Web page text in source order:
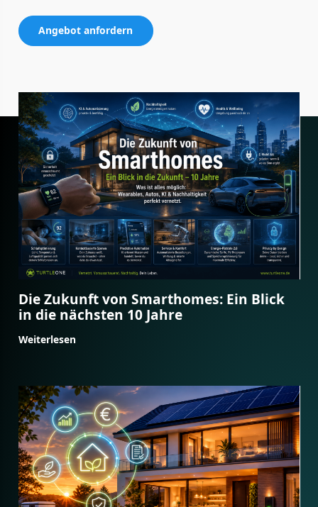
Angebot anfordern
Die Zukunft von Smarthomes: Ein Blick
in die nächsten 10 Jahre
Weiterlesen